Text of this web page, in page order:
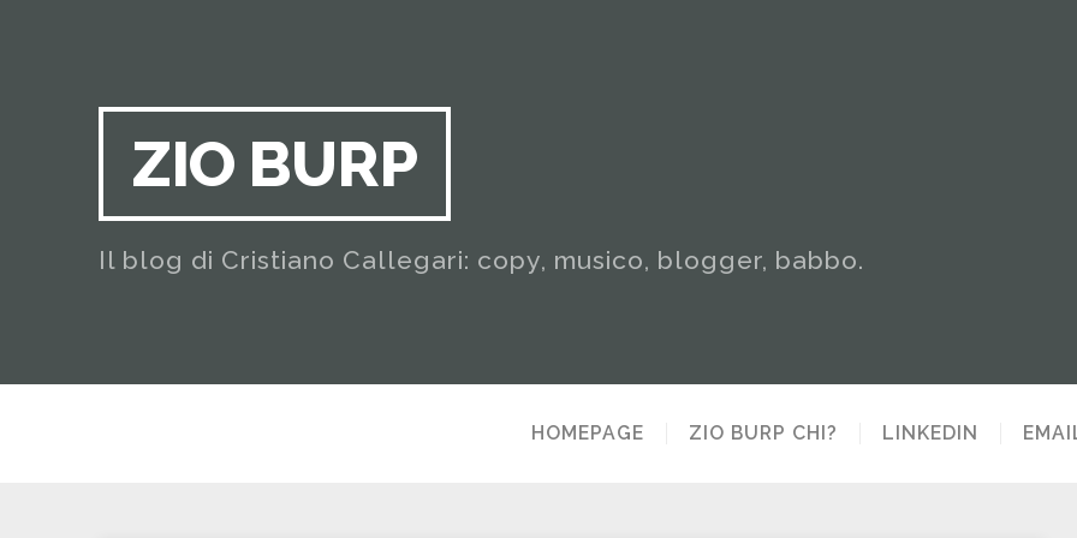
ZIO BURP
Il blog di Cristiano Callegari: copy, musico, blogger, babbo.
HOMEPAGE ZIO BURP CHI? LINKEDIN